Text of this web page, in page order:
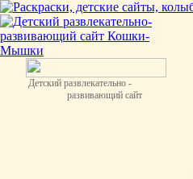
Детский развлекательно -
развивающий сайт